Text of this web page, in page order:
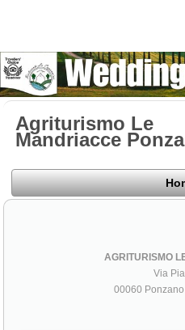
Agriturismo Le
Mandriacce
AGRITURISMO
Via
00060